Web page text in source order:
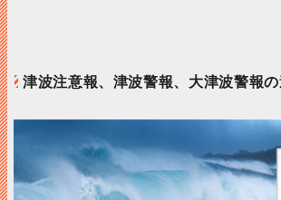
津波注意報、津波警報、大津波警報の